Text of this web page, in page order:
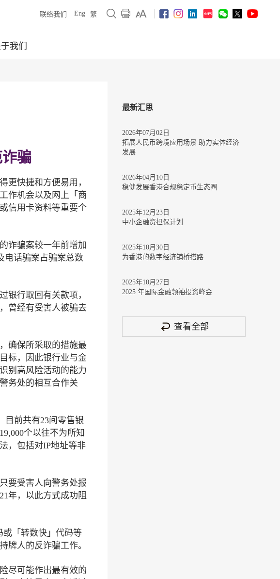
联络我们 Eng 繁
我们
骗
更快捷和方便易用，
作机会以及网上「商
信用卡资料等重要个
诈骗案较一年前增加
电话骗案占骗案总数
银行取回有关款项，
曾经有受害人被骗去
确保所采取的措施最
标，因此银行业与金
别高风险活动的能力
务处的相互合作关
目前共有23间零售银
个以往不为所知
，包括对IP地址等非
要受害人向警务处报
年，以此方式成功阻
「转数快」代码等
牌人的反诈骗工作。
尽可能作出最有效的
最新汇思
2026年07月02日
拓展人民币跨境应用场景 助力实体经济
发展
2026年04月10日
稳健发展香港合规稳定币生态圈
2025年12月23日
中小企融资担保计划
2025年10月30日
为香港的数字经济铺桥搭路
2025年10月27日
2025 年国际金融领袖投资峰会
查看全部